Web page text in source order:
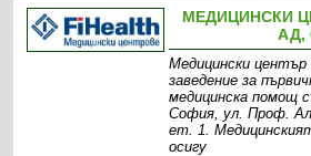
МЕДИЦИНСКИ
АД,
Медицински
заведение за
медицинска помощ
София, ул. Проф.
ет. 1.
осигу